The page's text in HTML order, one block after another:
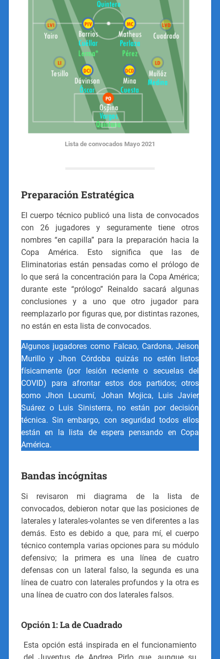
Lista de convocados Mayo 2021
Preparación Estratégica
El cuerpo técnico publicó una lista de convocados
con 26 jugadores y seguramente tiene otros
nombres “en capilla” para la preparación hacia la
Copa América. Esto significa que las de
Eliminatorias están pensadas como el prólogo de
lo que será la concentración para la Copa América;
durante este “prólogo” Reinaldo sacará algunas
conclusiones y a uno que otro jugador para
reemplazarlo por figuras que, por distintas razones,
no están en esta lista de convocados.
Algunos jugadores como Falcao, Cardona, Jeison
Murillo y Jhon Córdoba quizás no estén listos
físicamente (por lesión reciente o secuelas del
COVID) para afrontar estos dos partidos; otros
como Jhon Lucumí, Johan Mojica, Luis Javier
Suárez o Luis Sinisterra, no están por decisión
técnica. Sin embargo, con seguridad todos ellos
están en la lista de espera pensando en Copa
América.
Bandas incógnitas
Si revisaron mi diagrama de la lista de
convocados, debieron notar que las posiciones de
laterales y laterales-volantes se ven diferentes a las
demás. Esto es debido a que, para mí, el cuerpo
técnico contempla varias opciones para su módulo
defensivo; la primera es una línea de cuatro
defensas con un lateral falso, la segunda es una
línea de cuatro con laterales profundos y la otra es
una línea de cuatro con dos laterales falsos.
Opción 1: La de Cuadrado
Esta opción está inspirada en el funcionamiento